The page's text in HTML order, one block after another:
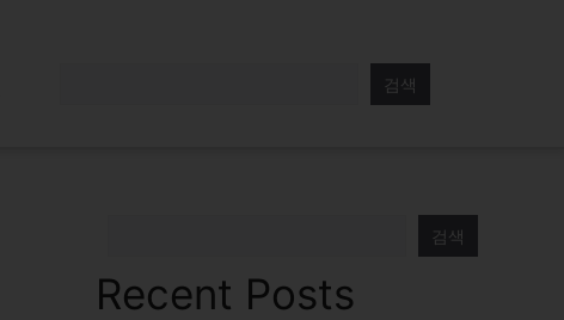
검색
검색
Recent Posts